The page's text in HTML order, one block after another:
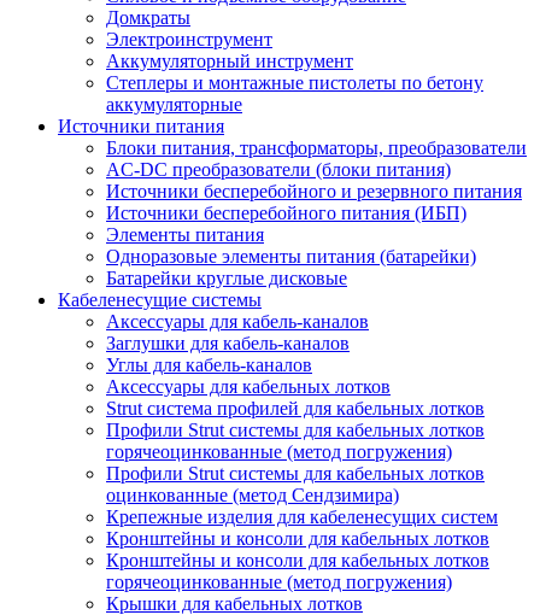
Домкраты
Электроинструмент
Аккумуляторный инструмент
Степлеры и монтажные пистолеты по бетону
аккумуляторные
Источники питания
Блоки питания, трансформаторы, преобразователи
AC-DC преобразователи (блоки питания)
Источники бесперебойного и резервного питания
Источники бесперебойного питания (ИБП)
Элементы питания
Одноразовые элементы питания (батарейки)
Батарейки круглые дисковые
Кабеленесущие системы
Аксессуары для кабель-каналов
Заглушки для кабель-каналов
Углы для кабель-каналов
Аксессуары для кабельных лотков
Strut система профилей для кабельных лотков
Профили Strut системы для кабельных лотков
горячеоцинкованные (метод погружения)
Профили Strut системы для кабельных лотков
оцинкованные (метод Сендзимира)
Крепежные изделия для кабеленесущих систем
Кронштейны и консоли для кабельных лотков
Кронштейны и консоли для кабельных лотков
горячеоцинкованные (метод погружения)
Крышки для кабельных лотков